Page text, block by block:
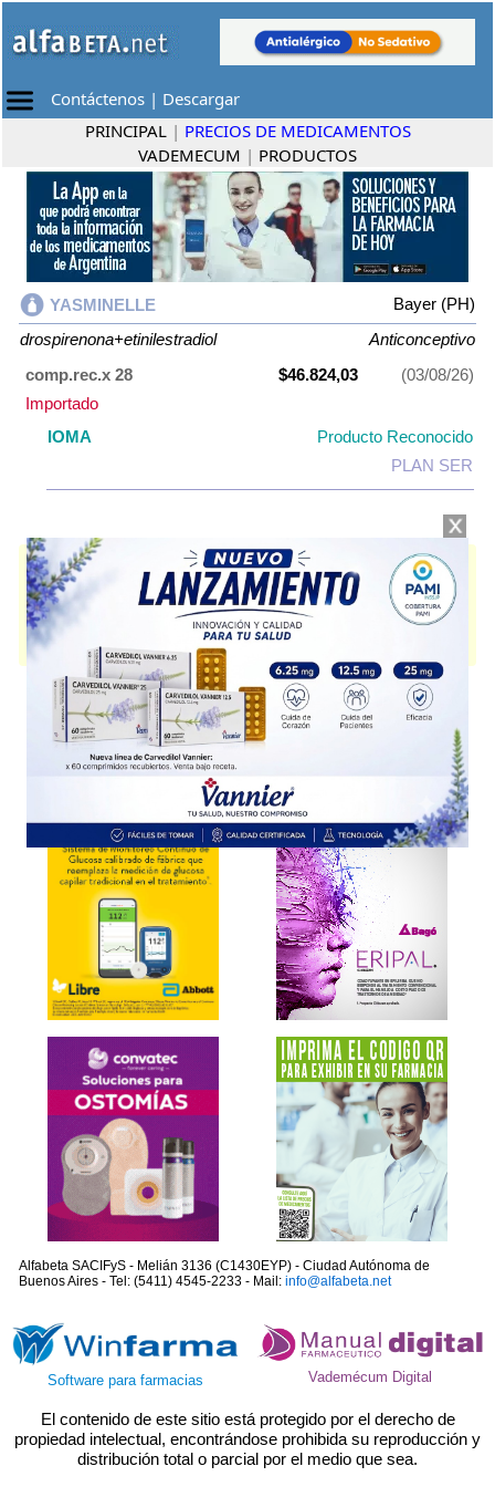
Contáctenos | Descargar
PRINCIPAL | PRECIOS DE MEDICAMENTOS
VADEMECUM | PRODUCTOS
YASMINELLE
Bayer (PH)
drospirenona+etinilestradiol
Anticonceptivo
comp.rec.x 28
$46.824,03
(03/08/26)
Importado
IOMA
Producto Reconocido
PLAN SER
YASMINELLE drospirenona+etinilestradiol
y se indica como
Anticonceptivo
. Es producido porBayer (PH) y cuenta con 1
presentación disponible.
Producto importado.
Explorar más
Otros productos condrospirenona+etinilestradiol
Otros productos deBayer (PH)
Alfabeta SACIFyS - Melián 3136 (C1430EYP) - Ciudad Autónoma de
Buenos Aires - Tel: (5411) 4545-2233 - Mail: info@alfabeta.net
Software para farmacias Vademécum Digital
El contenido de este sitio está protegido por el derecho de
propiedad intelectual, encontrándose prohibida su reproducción y
distribución total o parcial por el medio que sea.